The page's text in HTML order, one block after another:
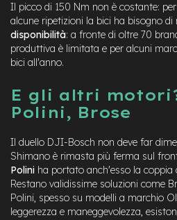
i
k
e
m
o
r
a
m
o
z
z
o
Il picco di 150 Nm non è costante:
alcune ripetizioni la bici ha bisogno
disponibilità: a fronte di oltre 70
produttiva è limitata e per alcuni
bici all'anno.
E gli altri
Polini, Brose
Il duello DJI-Bosch non deve far
Shimano è rimasta più ferma sul
Polini ha portato anch'esso la
Restano validissime soluzioni come
Polini, spesso su modelli a marchio
leggerezza e maneggevolezza,